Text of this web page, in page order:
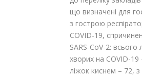
що визначені для
з гострою
COVID-19,
SARS-CoV-2: всього
хворих на COVID-
ліжок киснем – 72,